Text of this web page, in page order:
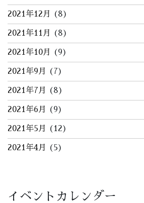
2021年12月 (8)
2021年11月 (8)
2021年10月 (9)
2021年9月 (7)
2021年7月 (8)
2021年6月 (9)
2021年5月 (12)
2021年4月 (5)
イベントカレンダー